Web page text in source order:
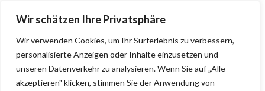
Wir schätzen Ihre Privatsphäre
Wir verwenden Cookies, um Ihr Surferlebnis zu verbessern,
personalisierte Anzeigen oder Inhalte einzusetzen und
unseren Datenverkehr zu analysieren. Wenn Sie auf „Alle
akzeptieren" klicken, stimmen Sie der Anwendung von
BAUHERRENHILFE.orgQualitätssiegel!